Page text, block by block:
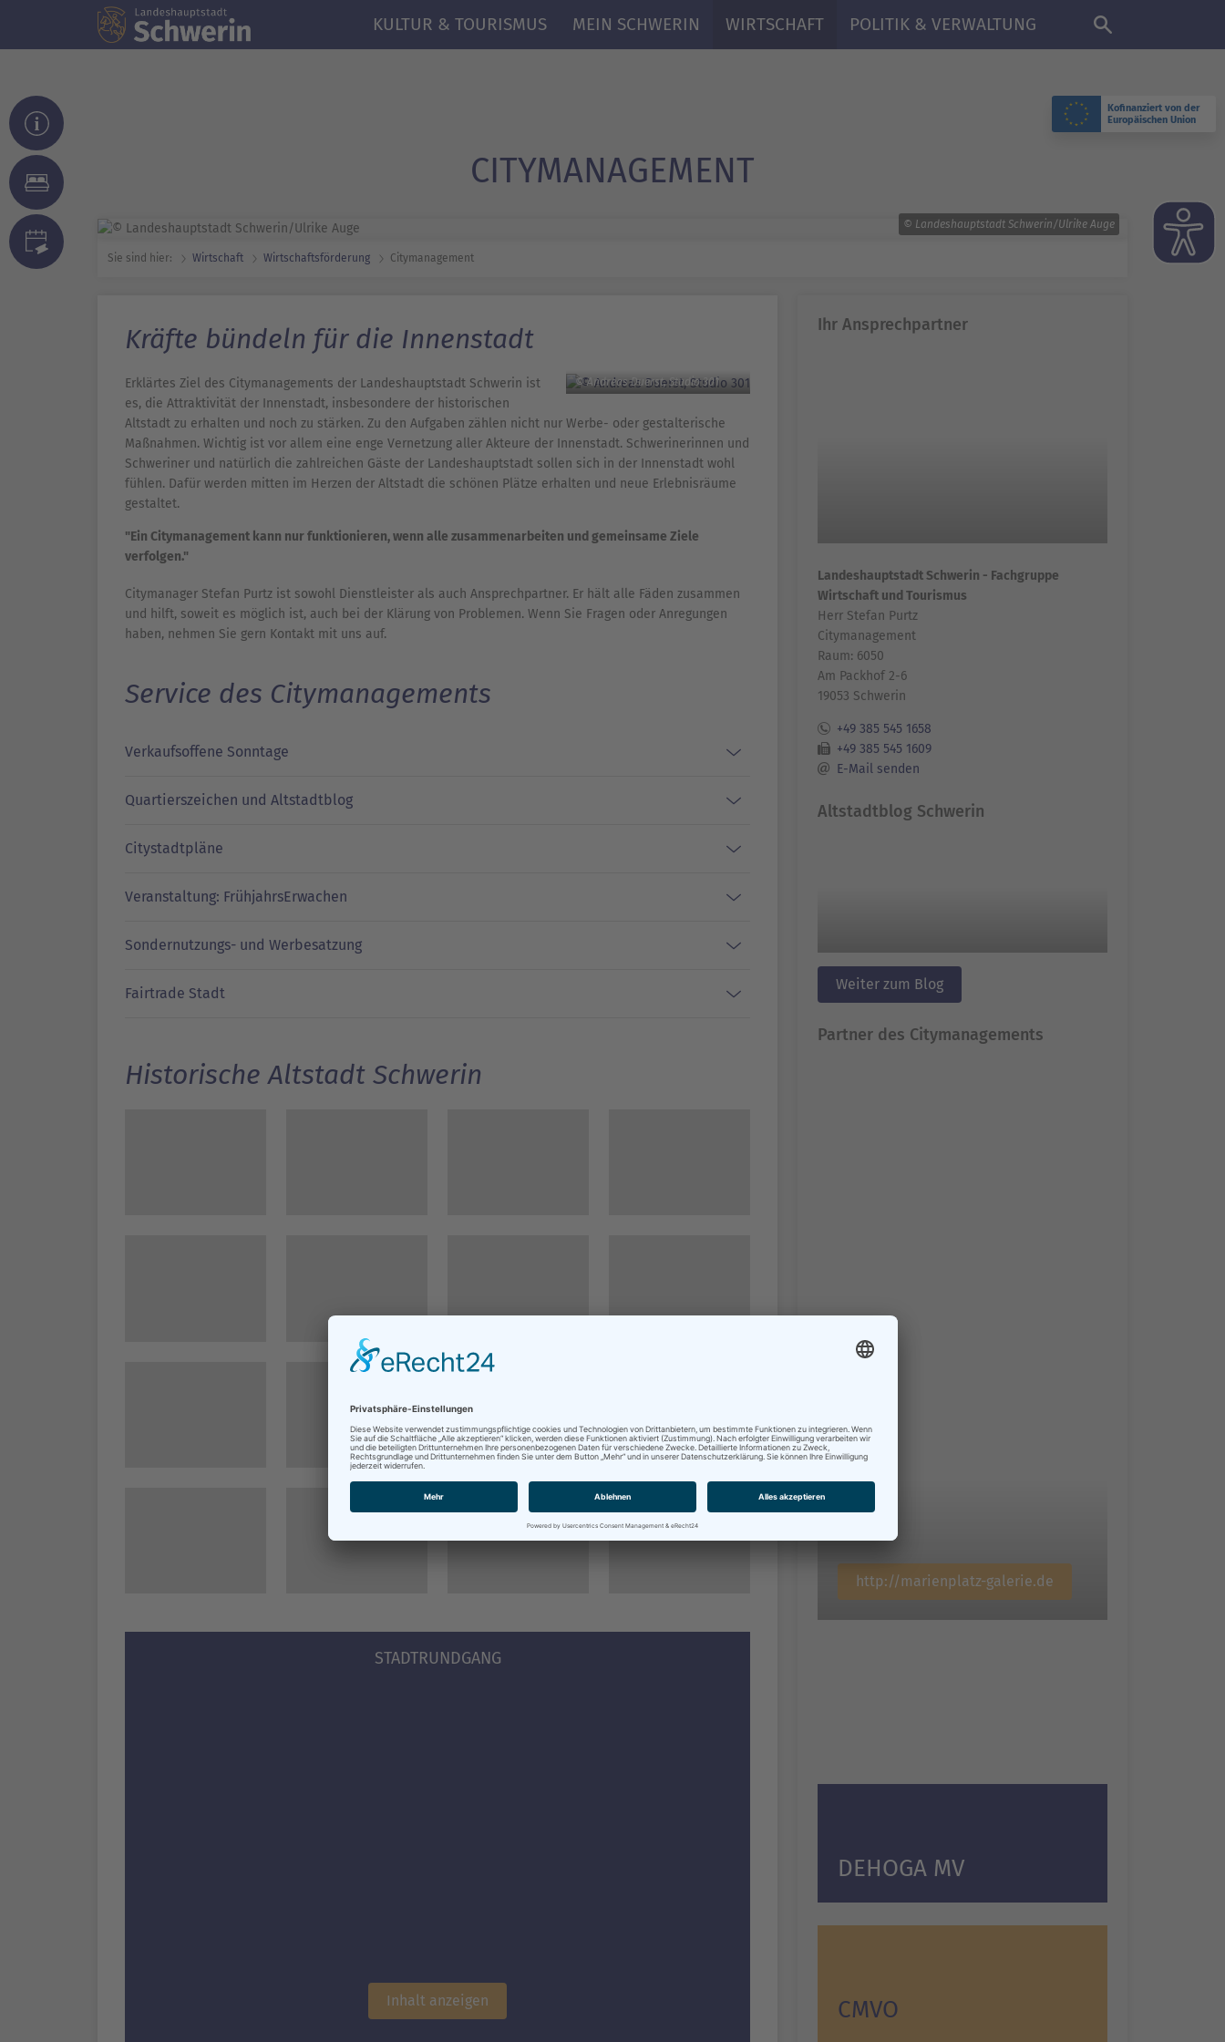
Kofinanziert von der
Europäischen Union
DE
KULTUR & TOURISMUS MEIN SCHWERIN WIRTSCHAFT POLITIK & VERWALTUNG
CITY­MANAGEMENT
© Landeshauptstadt Schwerin/Ulrike Auge
Sie sind hier: Wirtschaft Wirtschafts­förderung City­management
Kräfte bündeln für die Innenstadt
© Andreas Duerst, Studio 301
Erklärtes Ziel des Citymanagements der Landeshauptstadt Schwerin ist
es, die Attraktivität der Innenstadt, insbesondere der historischen
Altstadt zu erhalten und noch zu stärken. Zu den Aufgaben zählen nicht nur Werbe- oder gestalterische
Maßnahmen. Wichtig ist vor allem eine enge Vernetzung aller Akteure der Innenstadt. Schwerinerinnen und
Schweriner und natürlich die zahlreichen Gäste der Landeshauptstadt sollen sich in der Innenstadt wohl
fühlen. Dafür werden mitten im Herzen der Altstadt die schönen Plätze erhalten und neue Erlebnisräume
gestaltet.
"Ein Citymanagement kann nur funktionieren, wenn alle zusammenarbeiten und gemeinsame Ziele
verfolgen."
Citymanager Stefan Purtz ist sowohl Dienstleister als auch Ansprechpartner. Er hält alle Fäden zusammen
und hilft, soweit es möglich ist, auch bei der Klärung von Problemen. Wenn Sie Fragen oder Anregungen
haben, nehmen Sie gern Kontakt mit uns auf.
Service des Citymanagements
Verkaufsoffene Sonntage
Quartierszeichen und Altstadtblog
Citystadtpläne
Veranstaltung: FrühjahrsErwachen
Sondernutzungs- und Werbesatzung
Fairtrade Stadt
Historische Altstadt Schwerin
STADTRUNDGANG
Inhalt anzeigen
Ihr Ansprechpartner
Landeshauptstadt Schwerin - Fachgruppe
Wirtschaft und Tourismus
Herr Stefan Purtz
Citymanagement
Raum: 6050
Am Packhof 2-6
19053 Schwerin
+49 385 545 1658
+49 385 545 1609
E-Mail senden
Altstadtblog Schwerin
Weiter zum Blog
Partner des Citymanagements
http://marienplatz-galerie.de
DEHOGA MV
CMVO